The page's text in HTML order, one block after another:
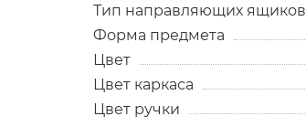
Тип направляющих ящиков
Форма предмета
Цвет
Цвет каркаса
Цвет ручки